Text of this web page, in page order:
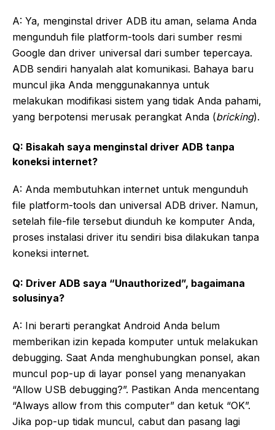
A: Ya, menginstal driver ADB itu aman, selama Anda
mengunduh file platform-tools dari sumber resmi
Google dan driver universal dari sumber tepercaya.
ADB sendiri hanyalah alat komunikasi. Bahaya baru
muncul jika Anda menggunakannya untuk
melakukan modifikasi sistem yang tidak Anda pahami,
yang berpotensi merusak perangkat Anda (bricking).
Q: Bisakah saya menginstal driver ADB tanpa
koneksi internet?
A: Anda membutuhkan internet untuk mengunduh
file platform-tools dan universal ADB driver. Namun,
setelah file-file tersebut diunduh ke komputer Anda,
proses instalasi driver itu sendiri bisa dilakukan tanpa
koneksi internet.
Q: Driver ADB saya “Unauthorized”, bagaimana
solusinya?
A: Ini berarti perangkat Android Anda belum
memberikan izin kepada komputer untuk melakukan
debugging. Saat Anda menghubungkan ponsel, akan
muncul pop-up di layar ponsel yang menanyakan
“Allow USB debugging?”. Pastikan Anda mencentang
“Always allow from this computer” dan ketuk “OK”.
Jika pop-up tidak muncul, cabut dan pasang lagi